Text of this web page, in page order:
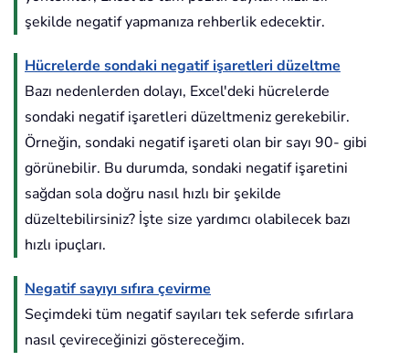
şekilde negatif yapmanıza rehberlik edecektir.
Hücrelerde sondaki negatif işaretleri düzeltme
Bazı nedenlerden dolayı, Excel'deki hücrelerde
sondaki negatif işaretleri düzeltmeniz gerekebilir.
Örneğin, sondaki negatif işareti olan bir sayı 90- gibi
görünebilir. Bu durumda, sondaki negatif işaretini
sağdan sola doğru nasıl hızlı bir şekilde
düzeltebilirsiniz? İşte size yardımcı olabilecek bazı
hızlı ipuçları.
Negatif sayıyı sıfıra çevirme
Seçimdeki tüm negatif sayıları tek seferde sıfırlara
nasıl çevireceğinizi göstereceğim.